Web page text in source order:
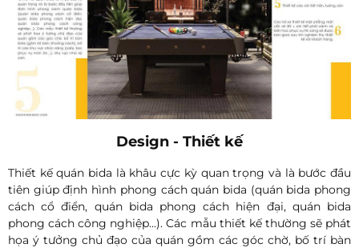
Design - Thiết kế
Thiết kế quán bida là khâu cực kỳ quan trọng và là bước đầu
tiên giúp định hình phong cách quán bida (quán bida phong
cách cổ điển, quán bida phong cách hiện đại, quán bida
phong cách công nghiệp...). Các mẫu thiết kế thường sẽ phát
họa ý tưởng chủ đạo của quán gồm các góc chờ, bố trí bàn